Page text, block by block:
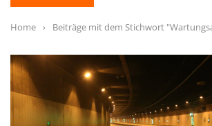
Home › Beiträge mit dem Stichwort